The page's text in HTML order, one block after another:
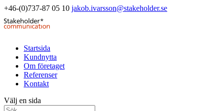
+46-(0)737-87 05 10 jakob.ivarsson@stakeholder.se
Startsida
Kundnytta
Om företaget
Referenser
Kontakt
Välj en sida